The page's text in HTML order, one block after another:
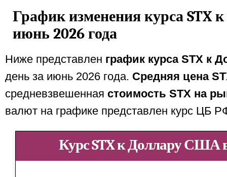
График изменения курса
июнь 2026 года
Ниже представлен график курса STX к
день за июнь 2026 года. Средняя цена
средневзвешенная стоимость STX на
валют на графике представлен курс ЦБ
Курс STX к Доллару США